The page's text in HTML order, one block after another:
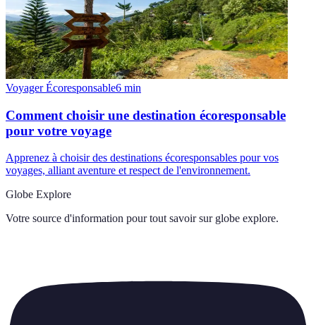
Voyager Écoresponsable6 min
Comment choisir une destination écoresponsable
pour votre voyage
Apprenez à choisir des destinations écoresponsables pour vos
voyages, alliant aventure et respect de l'environnement.
Globe Explore
Votre source d'information pour tout savoir sur globe explore.